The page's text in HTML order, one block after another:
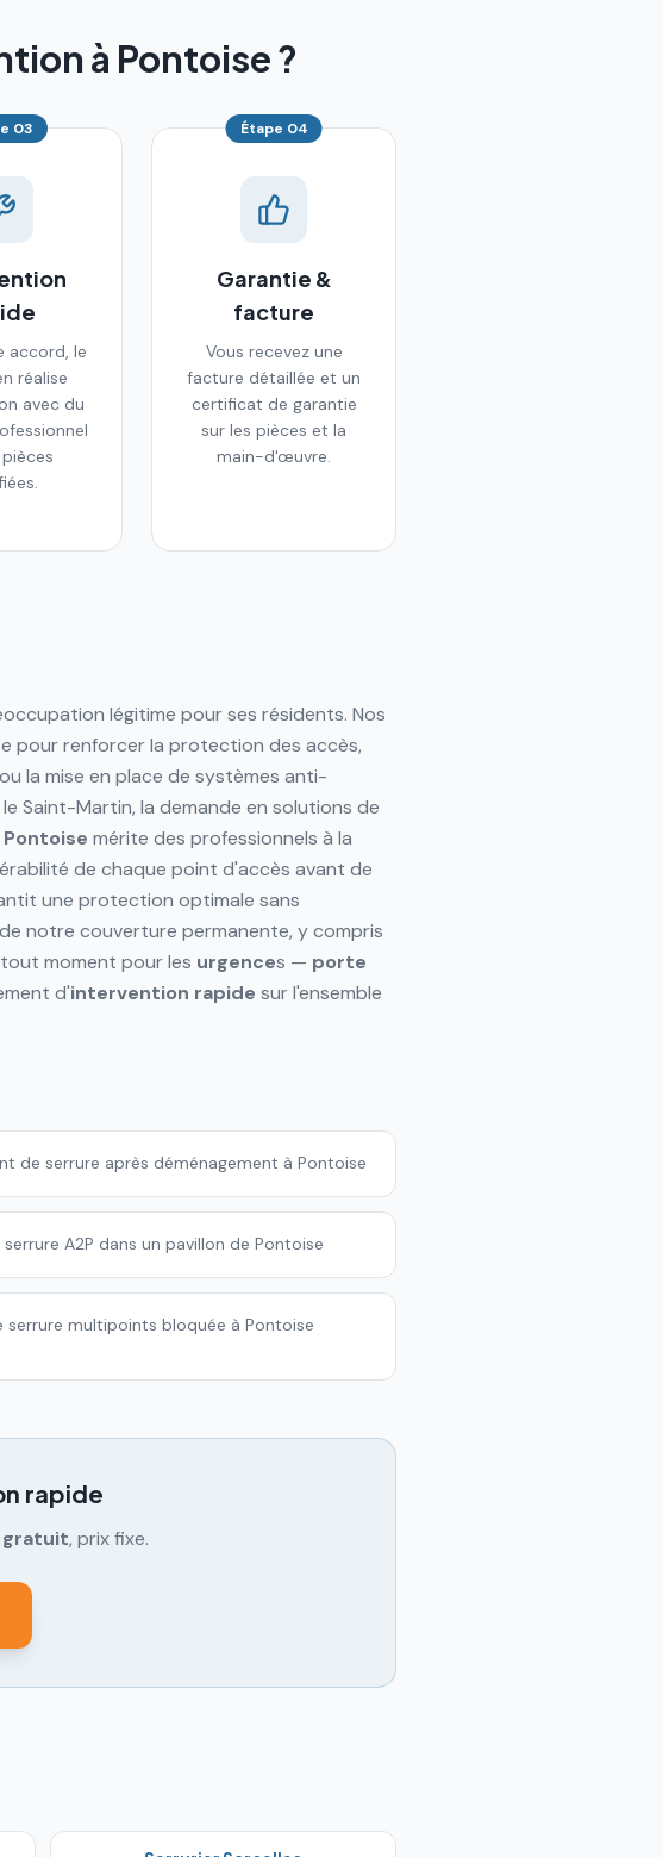
à Pontoise ?
03
accord, le
réalise
avec du
Étape 04
Garantie &
facture
Vous recevez une
facture détaillée et un
certificat de garantie
sur les pièces et la
main-d'œuvre.
légitime pour ses résidents. Nos
pour renforcer la protection des accès,
la mise en place de systèmes anti-
Saint-Martin, la demande en solutions de
Pontoise mérite des professionnels à la
de chaque point d'accès avant de
une protection optimale sans
notre couverture permanente, y compris
moment pour les urgences — porte
d'intervention rapide sur l'ensemble
de serrure après déménagement à Pontoise
A2P dans un pavillon de Pontoise
serrure multipoints bloquée à Pontoise
rapide
gratuit, prix fixe.